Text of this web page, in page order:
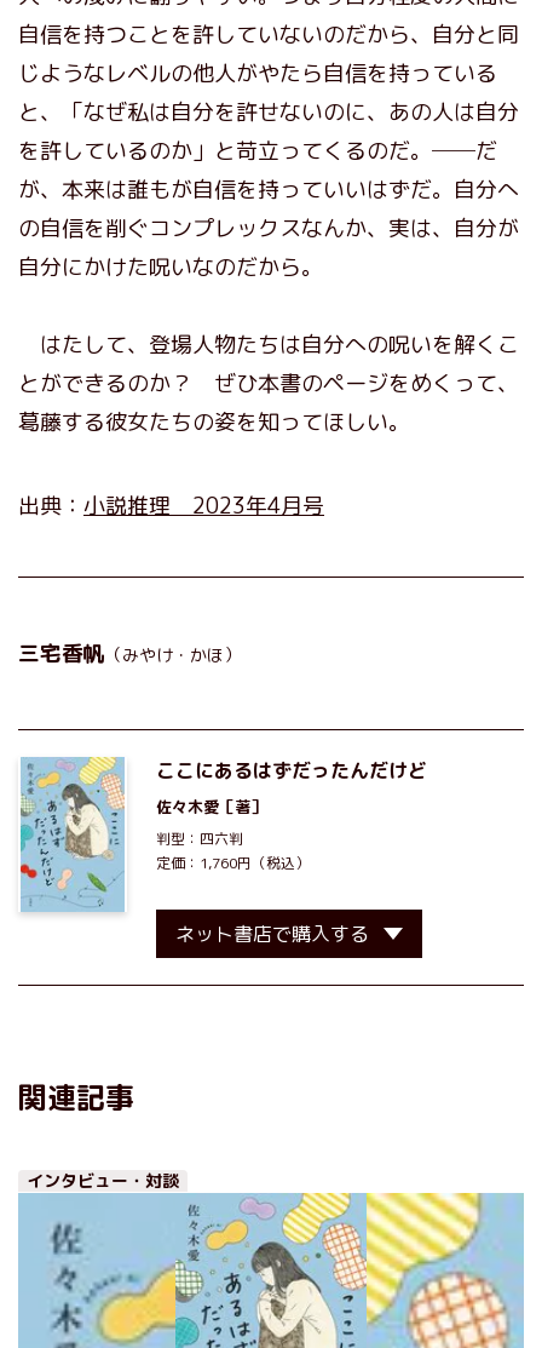
自信を持つことを許していないのだから、自分と同
じようなレベルの他人がやたら自信を持っている
と、「なぜ私は自分を許せないのに、あの人は自分
を許しているのか」と苛立ってくるのだ。──だ
が、本来は誰もが自信を持っていいはずだ。自分へ
の自信を削ぐコンプレックスなんか、実は、自分が
自分にかけた呪いなのだから。
はたして、登場人物たちは自分への呪いを解くこ
とができるのか？ ぜひ本書のページをめくって、
葛藤する彼女たちの姿を知ってほしい。
出典： 小説推理 2023年4月号
三宅香帆 （みやけ・かほ）
ここにあるはずだったんだけど
佐々木愛 ［著］
判型：四六判
定価：1,760円（税込）
ネット書店で購入する
関連記事
インタビュー・対談